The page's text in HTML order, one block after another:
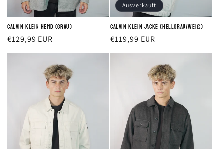
Calvin Klein Hemd (grau)
Normaler
€129,99 EUR
Ausverkauft
Calvin Klein Jacke (hellgrau/weiß)
Normaler
€119,99 EUR